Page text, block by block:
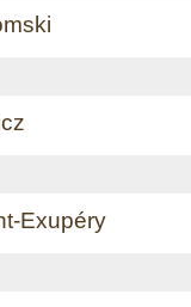
Exupéry